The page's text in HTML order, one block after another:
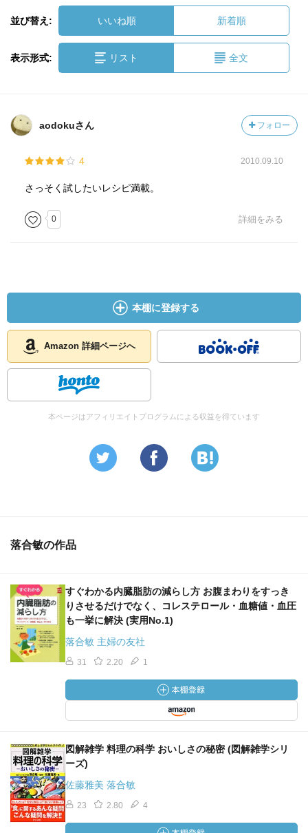
並び替え: いいね順 新着順
表示形式: リスト 全文
aodokuさん フォロー
4 2010.09.10
さっそく試したいレシピ満載。
0 詳細をみる
本棚に登録する
Amazon 詳細ページへ
本ページはアフィリエイトプログラムによる収益を得ています
落合敏の作品
すぐわかる内臓脂肪の減らし方 お腹まわりをすっき
りさせるだけでなく、コレステロール・血糖値・血圧
も一挙に解決 (実用No.1)
落合敏 主婦の友社
31 2.20 1
図解雑学 料理の科学 おいしさの秘密 (図解雑学シリ
ーズ)
佐藤雅美 落合敏
23 2.80 4